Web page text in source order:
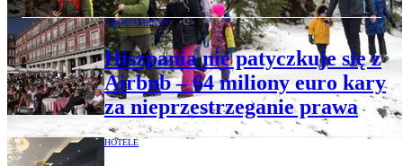
APARTAMENTY
Hiszpania nie patyczkuje się z
Airbnb – 64 miliony euro kary
za nieprzestrzeganie prawa
HOTELE